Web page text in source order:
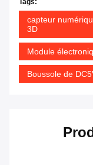
capteur
3D
Module
Boussole de